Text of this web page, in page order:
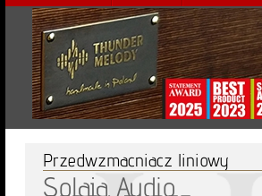
Przedwzmacniacz liniowy
Solaja Audio